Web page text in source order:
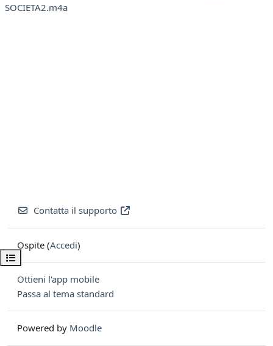
Apri indice del corso
SOCIETA2.m4a
Contatta il supporto
Ospite (Accedi)
Ottieni l'app mobile
Passa al tema standard
Powered by Moodle